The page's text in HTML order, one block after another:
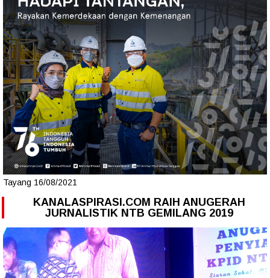
Tayang 16/08/2021
KANALASPIRASI.COM RAIH ANUGERAH
JURNALISTIK NTB GEMILANG 2019